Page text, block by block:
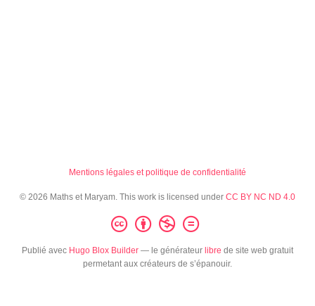
Mentions légales et politique de confidentialité
© 2026 Maths et Maryam. This work is licensed under CC BY NC ND 4.0
Publié avec Hugo Blox Builder — le générateur libre de site web gratuit
permetant aux créateurs de s’épanouir.